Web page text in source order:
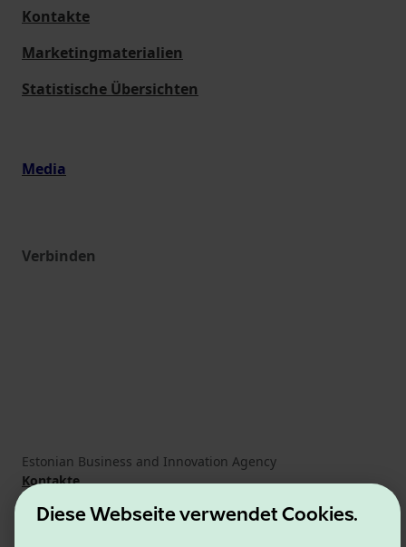
Diese Webseite verwendet Cookies.
Kontakte
Marketingmaterialien
Statistische Übersichten
Media
Verbinden
Estonian Business and Innovation Agency
Kontakte
Kooperationspartner
Nutzungsbedingungen